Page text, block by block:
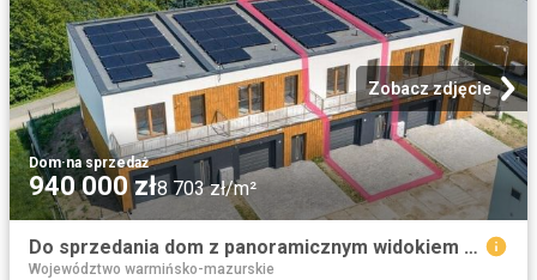
Zobacz zdjęcie
Dom·na sprzedaż
940 000 zł8 703 zł/m²
Do sprzedania dom z panoramicznym widokiem na jezioro w Szczytnie
Województwo warmińsko-mazurskie